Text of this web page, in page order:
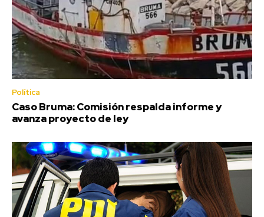
Política
Caso Bruma: Comisión respalda informe y
avanza proyecto de ley